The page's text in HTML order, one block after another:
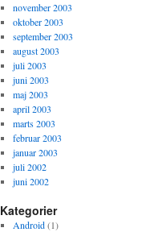
november 2003
oktober 2003
september 2003
august 2003
juli 2003
juni 2003
maj 2003
april 2003
marts 2003
februar 2003
januar 2003
juli 2002
juni 2002
Kategorier
Android(1)